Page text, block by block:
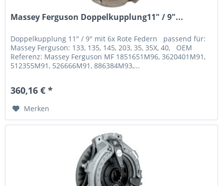
Massey Ferguson Doppelkupplung11" / 9"...
Doppelkupplung 11" / 9" mit 6x Rote Federn passend für:
Massey Ferguson: 133, 135, 145, 203, 35, 35X, 40, OEM
Referenz: Massey Ferguson MF 1851651M96, 3620401M91,
512355M91, 526666M91, 886384M93,...
360,16 € *
Merken